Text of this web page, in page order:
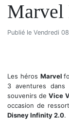
Marvel
Publié le Vendredi
Les héros Marvel
3 aventures dans
souvenirs deVice
occasion de
Disney Infinity 2.0.